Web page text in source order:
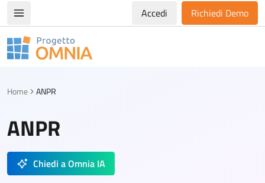
Apri/chiudi menù di navigazioneAccedi Richiedi Demo
Progetto Omnia
Home ANPR
ANPR
Chiedi a Omnia IA